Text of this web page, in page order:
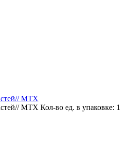
MTX
MTX Кол-во ед. в упаковке: 1